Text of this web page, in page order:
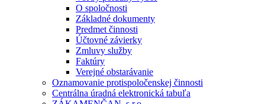
O spoločnosti
Základné dokumenty
Predmet činnosti
Účtovné závierky
Zmluvy služby
Faktúry
Verejné obstarávanie
Oznamovanie protispoločenskej činnosti
Centrálna úradná elektronická tabuľa